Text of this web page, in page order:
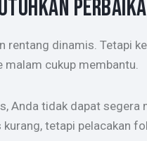
dinamis. Tetapi
malam cukup membantu.
Anda tidak dapat
tetapi pelacakan